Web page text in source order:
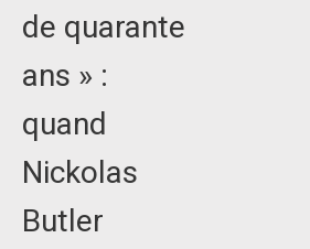
de quarante
ans » :
quand
Nickolas
Butler